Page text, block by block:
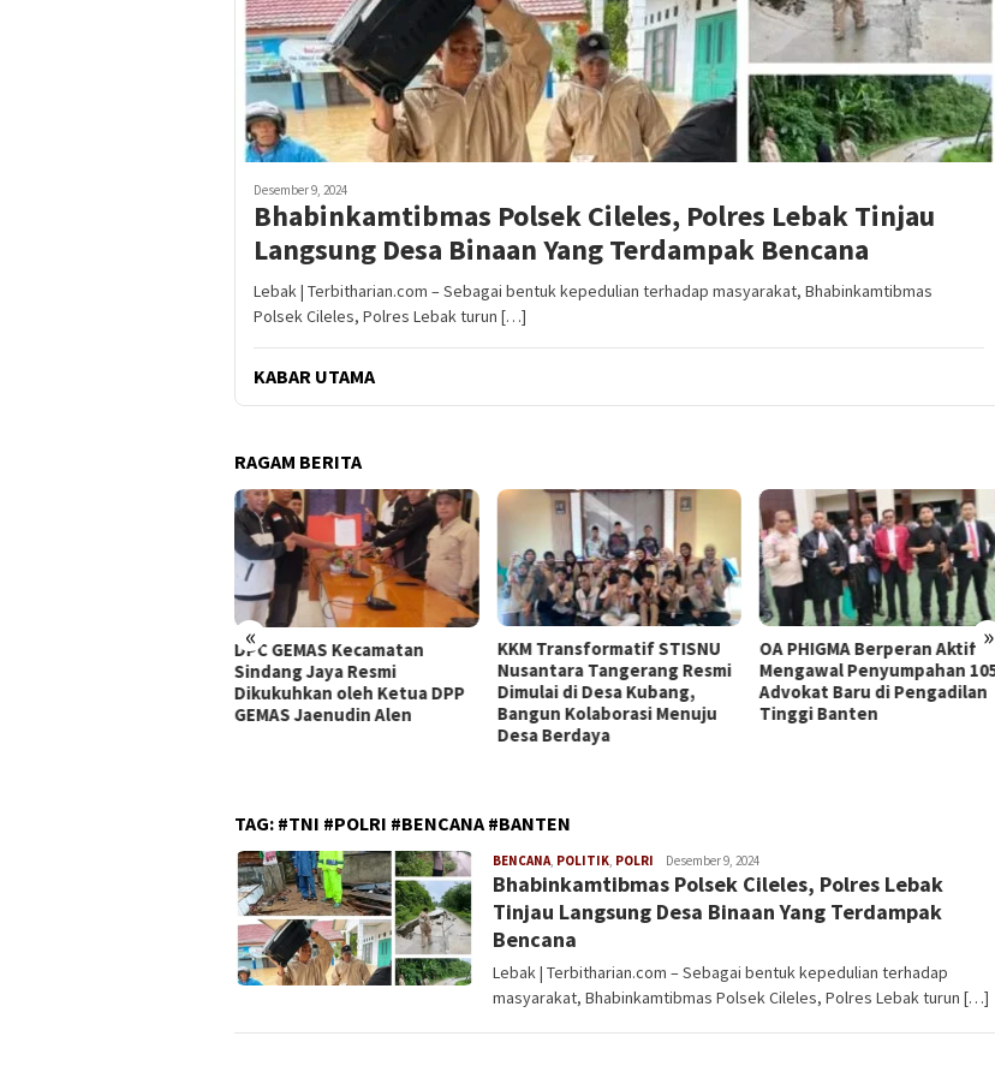
Desember 9, 2024
Bhabinkamtibmas Polsek Cileles, Polres Lebak Tinjau
Langsung Desa Binaan Yang Terdampak Bencana
Lebak | Terbitharian.com – Sebagai bentuk kepedulian terhadap masyarakat, Bhabinkamtibmas
Polsek Cileles, Polres Lebak turun […]
KABAR UTAMA
RAGAM BERITA
« »
KKM Transformatif STISNU
Nusantara Tangerang Resmi
Dimulai di Desa Kubang,
Bangun Kolaborasi Menuju
OA PHIGMA Berperan Aktif
Mengawal Penyumpahan 105
Advokat Baru di Pengadilan
Tinggi Banten
DPD LPK RI DKI Jakarta
Audiensi dengan Ketua
Umum LPK RI Bahas
Penguatan Sinergi
TAG: #TNI #POLRI #BENCANA #BANTEN
BENCANA, POLITIK, POLRI Redaksi
Desember 9, 2024
Bhabinkamtibmas Polsek Cileles, Polres Lebak
Tinjau Langsung Desa Binaan Yang Terdampak
Bencana
Lebak | Terbitharian.com – Sebagai bentuk kepedulian terhadap
masyarakat, Bhabinkamtibmas Polsek Cileles, Polres Lebak turun […]